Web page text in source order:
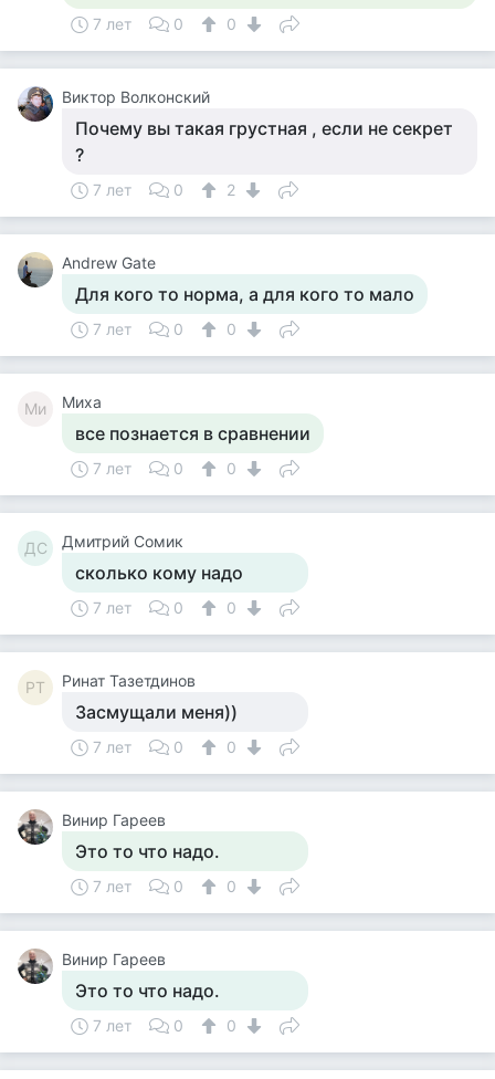
7 лет 0 0
Виктор Волконский
Почему вы такая грустная , если не секрет
?
7 лет 0 2
Andrew Gate
Для кого то норма, а для кого то мало
7 лет 0 0
Ми Миха
все познается в сравнении
7 лет 0 0
ДС Дмитрий Сомик
сколько кому надо
7 лет 0 0
РТ Ринат Тазетдинов
Засмущали меня))
7 лет 0 0
Винир Гареев
Это то что надо.
7 лет 0 0
Винир Гареев
Это то что надо.
7 лет 0 0